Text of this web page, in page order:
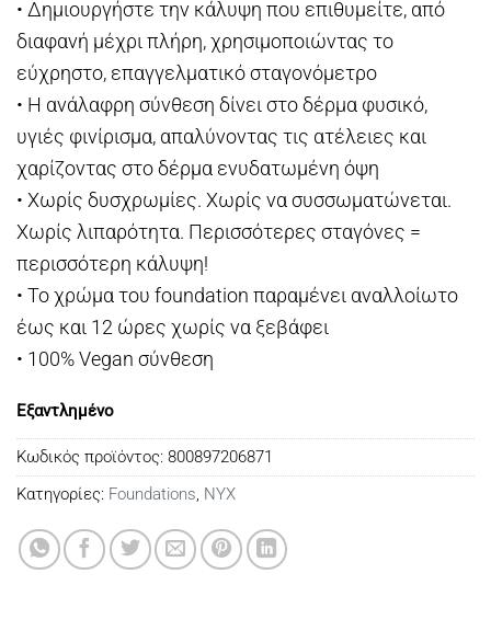
• Δημιουργήστε την κάλυψη που επιθυμείτε, από
διαφανή μέχρι πλήρη, χρησιμοποιώντας το
εύχρηστο, επαγγελματικό σταγονόμετρο
• Η ανάλαφρη σύνθεση δίνει στο δέρμα φυσικό,
υγιές φινίρισμα, απαλύνοντας τις ατέλειες και
χαρίζοντας στο δέρμα ενυδατωμένη όψη
• Χωρίς δυσχρωμίες. Χωρίς να συσσωματώνεται.
Χωρίς λιπαρότητα. Περισσότερες σταγόνες =
περισσότερη κάλυψη!
• Το χρώμα του foundation παραμένει αναλλοίωτο
έως και 12 ώρες χωρίς να ξεβάφει
• 100% Vegan σύνθεση
Εξαντλημένο
Κωδικός προϊόντος: 800897206871
Κατηγορίες: Foundations, NYX